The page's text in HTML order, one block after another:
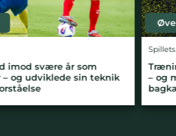
svære år som
udviklede sin teknik
Spillets
– og